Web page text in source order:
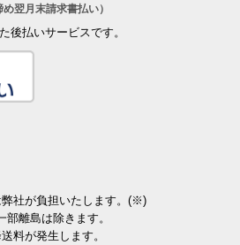
め翌月末請求書払い）
後払いサービスです。
社が負担いたします。(※)
離島は除きます。
料が発生します。